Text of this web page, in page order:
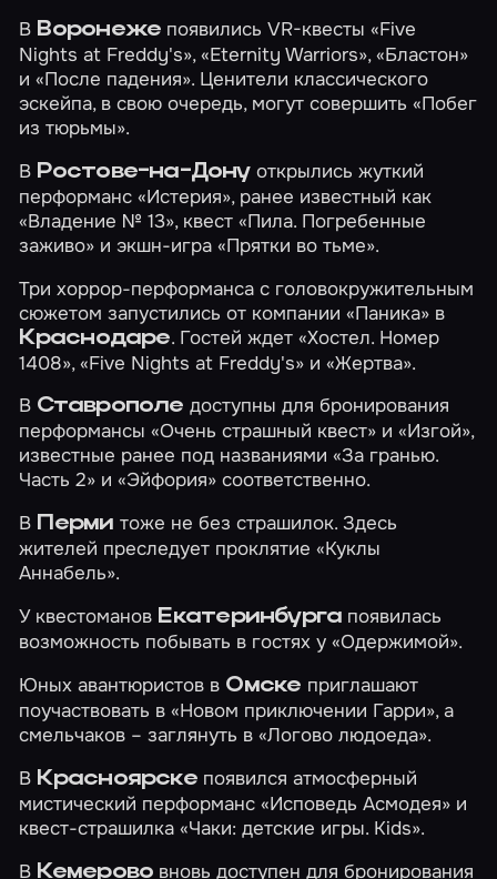
В Воронеже появились VR-квесты«Five
Nights at Freddy's»,«Eternity Warriors»,«Бластон»
и«После падения». Ценители классического
эскейпа, в свою очередь, могут совершить«Побег
из тюрьмы».
В Ростове-на-Донуоткрылись жуткий
перформанс«Истерия», ранее известный как
«Владение № 13», квест«Пила. Погребенные
заживо» и экшн-игра«Прятки во тьме».
Три хоррор-перформанса с головокружительным
сюжетом запустились от компании «Паника» в
Краснодаре. Гостей ждет «Хостел. Номер
1408»,«Five Nights at Freddy's» и«Жертва».
В Ставрополе доступны для бронирования
перформансы«Очень страшный квест» и«Изгой»,
известные ранее под названиями «За гранью.
Часть 2» и «Эйфория» соответственно.
В Перми тоже не без страшилок. Здесь
жителей преследует проклятие«Куклы
Аннабель».
У квестоманов Екатеринбурга появилась
возможность побывать в гостях у«Одержимой».
Юных авантюристов в Омске приглашают
поучаствовать в«Новом приключении Гарри», а
смельчаков – заглянуть в«Логово людоеда».
В Красноярскепоявился атмосферный
мистический перформанс«Исповедь Асмодея» и
квест-страшилка«Чаки: детские игры. Kids».
В Кемерово вновь доступен для бронирования